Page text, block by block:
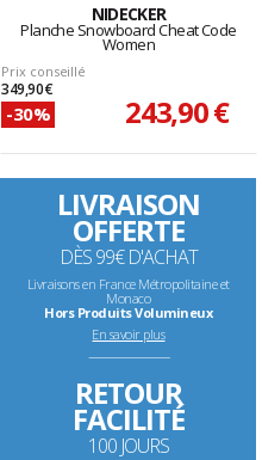
NIDECKER
Planche Snowboard Cheat Code
Women
Prix conseillé
349,90 €
-30% 243,90 €
LIVRAISON
OFFERTE
DÈS 99€ D'ACHAT
Livraisons en France Métropolitaine et
Monaco
Hors Produits Volumineux
En savoir plus
--------------------------------------------------------------------
RETOUR
FACILITÉ
100 JOURS